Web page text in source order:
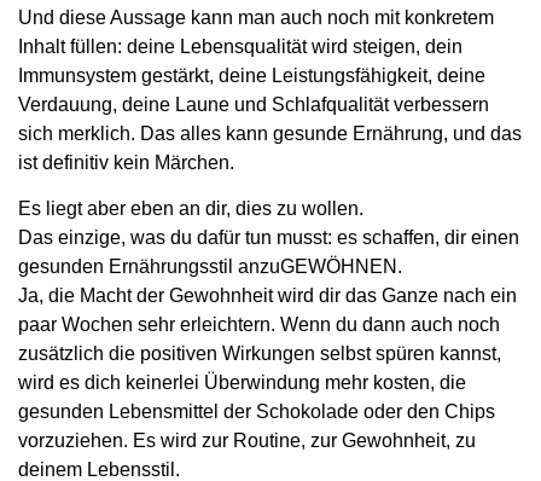
Und diese Aussage kann man auch noch mit konkretem
Inhalt füllen: deine Lebensqualität wird steigen, dein
Immunsystem gestärkt, deine Leistungsfähigkeit, deine
Verdauung, deine Laune und Schlafqualität verbessern
sich merklich. Das alles kann gesunde Ernährung, und das
ist definitiv kein Märchen.
Es liegt aber eben an dir, dies zu wollen.
Das einzige, was du dafür tun musst: es schaffen, dir einen
gesunden Ernährungsstil anzuGEWÖHNEN.
Ja, die Macht der Gewohnheit wird dir das Ganze nach ein
paar Wochen sehr erleichtern. Wenn du dann auch noch
zusätzlich die positiven Wirkungen selbst spüren kannst,
wird es dich keinerlei Überwindung mehr kosten, die
gesunden Lebensmittel der Schokolade oder den Chips
vorzuziehen. Es wird zur Routine, zur Gewohnheit, zu
deinem Lebensstil.